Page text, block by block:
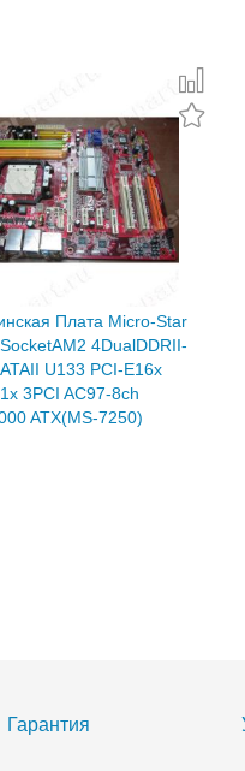
Плата Micro-Star
4DualDDRII-
U133 PCI-E16x
3PCI AC97-8ch
ATX(MS-7250)
Гарантия